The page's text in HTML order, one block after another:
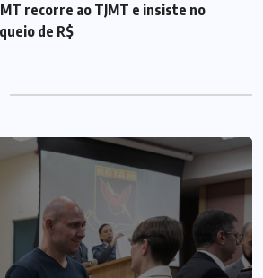
recorre ao TJMT e insiste no
de R$